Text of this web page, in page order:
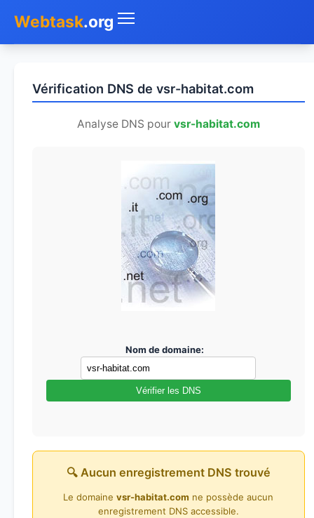
Webtask.org
Whois
Vérification DNS de vsr-habitat.com
Analyse DNS pour vsr-habitat.com
Nom de domaine:
Vérifier les DNS
🔍 Aucun enregistrement DNS trouvé
Le domainevsr-habitat.com ne possède aucun
enregistrement DNS accessible.